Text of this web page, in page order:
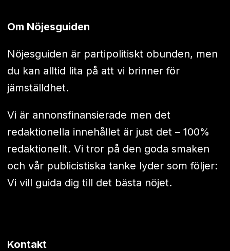
Om Nöjesguiden
Nöjesguiden är partipolitiskt obunden, men
du kan alltid lita på att vi brinner för
jämställdhet.
Vi är annonsfinansierade men det
redaktionella innehållet är just det – 100%
redaktionellt. Vi tror på den goda smaken
och vår publicistiska tanke lyder som följer:
Vi vill guida dig till det bästa nöjet.
Kontakt